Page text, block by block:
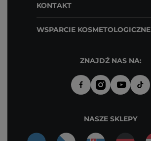
KONTAKT
WSPARCIE KOSMETOLOGICZNE
ZNAJDŹ NAS NA:
NASZE SKLEPY